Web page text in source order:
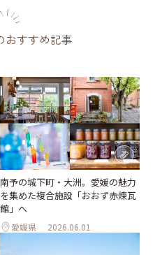
おすすめ記事
南予の城下町・大洲。愛媛の魅力
を集めた複合施設「おおず赤煉瓦
館」へ
愛媛県 2026.06.01